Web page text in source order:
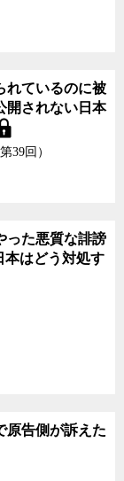
れているのに被
開されない日本
39回）
った悪質な誹謗
本はどう対処す
原告側が訴えた